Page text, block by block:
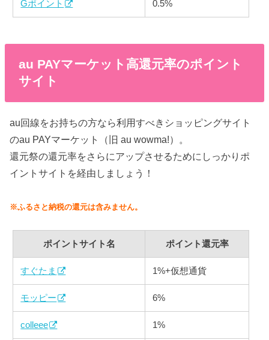
Gポイント 0.5%
au PAYマーケット高還元率のポイント
サイト
au回線をお持ちの方なら利用すべきショッピングサイト
のau PAYマーケット（旧 au wowma!）。
還元祭の還元率をさらにアップさせるためにしっかりポ
イントサイトを経由しましょう！
※ふるさと納税の還元は含みません。
ポイントサイト名 ポイント還元率
すぐたま 1%+仮想通貨
モッピー 6%
colleee 1%